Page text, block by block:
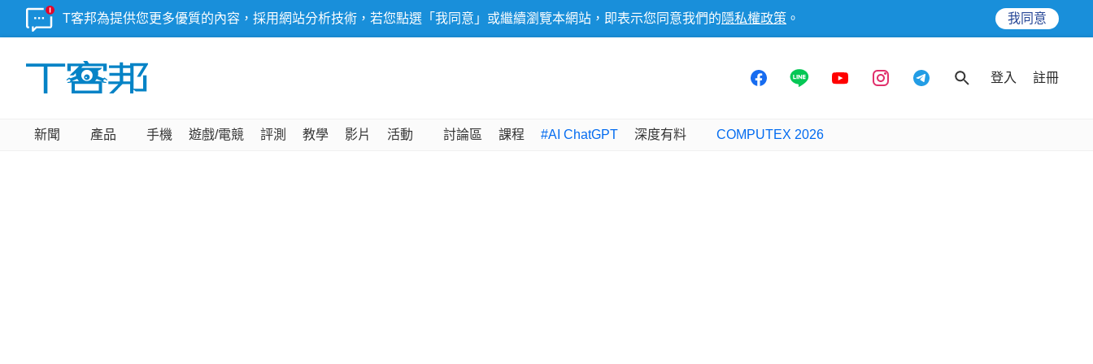
T客邦為提供您更多優質的內容，採用網站分析技術，若您點選「我同意」或繼續瀏覽本網站，即表示您同意我們的 隱私權政策 。 我同意
登入 註冊
新聞 產品 手機 遊戲/電競 評測 教學 影片 活動 討論區 課程 #AI ChatGPT 深度有料 COMPUTEX 2026